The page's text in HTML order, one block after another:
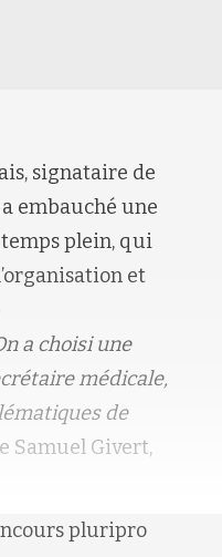
signataire de
embauché une
temps plein, qui
et
a choisiune
médicale,
de
Samuel Givert,